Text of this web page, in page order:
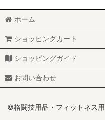
ホーム
ショッピングカート
ショッピングガイド
お問い合わせ
©格闘技用品・フィットネス